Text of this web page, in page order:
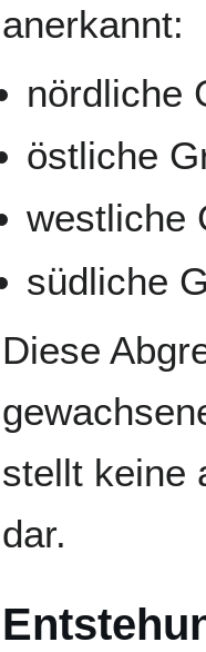
anerkannt:
nördliche
östliche
westliche
südliche
Diese
stellt keine
dar.